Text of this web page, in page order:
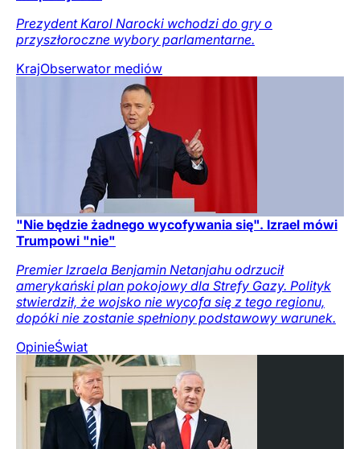
Prezydent Karol Narocki wchodzi do gry o
przyszłoroczne wybory parlamentarne.
KrajObserwator mediów
"Nie będzie żadnego wycofywania się". Izrael mówi
Trumpowi "nie"
Premier Izraela Benjamin Netanjahu odrzucił
amerykański plan pokojowy dla Strefy Gazy. Polityk
stwierdził, że wojsko nie wycofa się z tego regionu,
dopóki nie zostanie spełniony podstawowy warunek.
OpinieŚwiat